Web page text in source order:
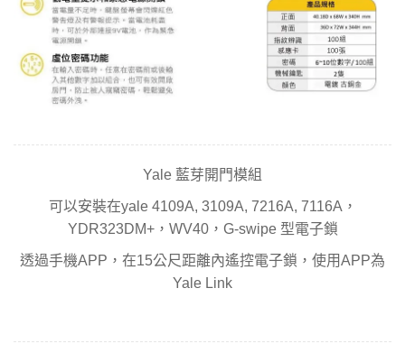
Yale 藍芽開門模組
可以安裝在yale 4109A, 3109A, 7216A, 7116A，
YDR323DM+，WV40，G-swipe 型電子鎖
透過手機APP，在15公尺距離內遙控電子鎖，使用APP為
Yale Link